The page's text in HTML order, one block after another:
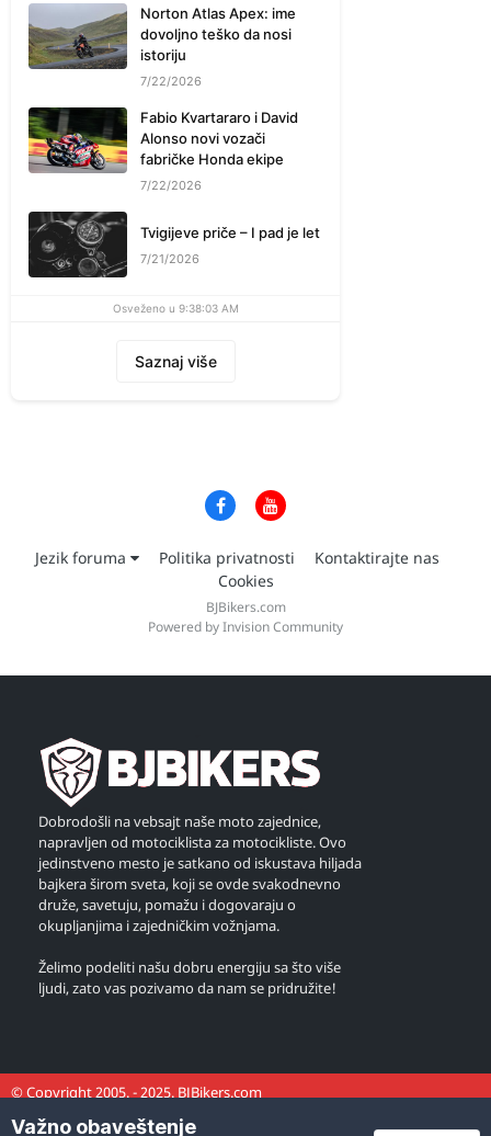
Norton Atlas Apex: ime
dovoljno teško da nosi
istoriju
7/22/2026
Fabio Kvartararo i David
Alonso novi vozači
fabričke Honda ekipe
7/22/2026
Tvigijeve priče – I pad je let
7/21/2026
Osveženo u 9:38:03 AM
Saznaj više
Jezik foruma Politika privatnosti
Kontaktirajte nas
Cookies
BJBikers.com
Powered by Invision Community
Dobrodošli na vebsajt naše moto zajednice,
napravljen od motociklista za motocikliste. Ovo
jedinstveno mesto je satkano od iskustava hiljada
bajkera širom sveta, koji se ovde svakodnevno
druže, savetuju, pomažu i dogovaraju o
okupljanjima i zajedničkim vožnjama.
Želimo podeliti našu dobru energiju sa što više
ljudi, zato vas pozivamo da nam se pridružite!
© Copyright 2005. - 2025. BJBikers.com
Važno obaveštenje